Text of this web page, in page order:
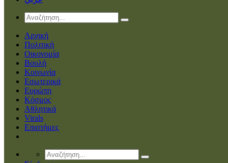
Αρχική
Πολιτική
Οικονομία
Βουλή
Κοινωνία
Εσωτερικά
Ευρώπη
Κόσμος
Αθλητικά
Virals
Επιστήμες